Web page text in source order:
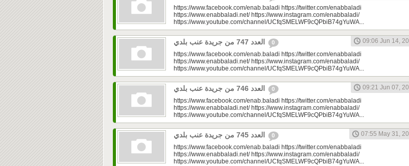
https://www.facebook.com/enab.baladi https://twitter.com/enabbaladi
https://www.enabbaladi.net/ https://www.instagram.com/enabbaladi/
https://www.youtube.com/channel/UCfqSMELWF9cQPbiB74gYuWA...
0
09:06 Jun 14,
https://www.facebook.com/enab.baladi https://twitter.com/enabbaladi
https://www.enabbaladi.net/ https://www.instagram.com/enabbaladi/
https://www.youtube.com/channel/UCfqSMELWF9cQPbiB74gYuWA...
0
09:21 Jun 07,
https://www.facebook.com/enab.baladi https://twitter.com/enabbaladi
https://www.enabbaladi.net/ https://www.instagram.com/enabbaladi/
https://www.youtube.com/channel/UCfqSMELWF9cQPbiB74gYuWA...
0
07:55 May 31,
https://www.facebook.com/enab.baladi https://twitter.com/enabbaladi
https://www.enabbaladi.net/ https://www.instagram.com/enabbaladi/
https://www.youtube.com/channel/UCfqSMELWF9cQPbiB74gYuWA...